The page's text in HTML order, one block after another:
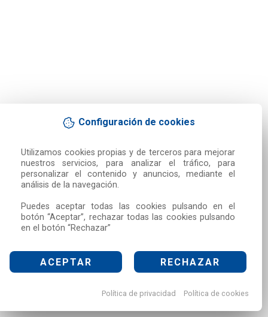
Configuración de cookies
Utilizamos cookies propias y de terceros para mejorar
nuestros servicios, para analizar el tráfico, para
personalizar el contenido y anuncios, mediante el
análisis de la navegación.
Puedes aceptar todas las cookies pulsando en el
botón “Aceptar”, rechazar todas las cookies pulsando
en el botón “Rechazar”
ACEPTAR RECHAZAR
Política de privacidad Política de cookies